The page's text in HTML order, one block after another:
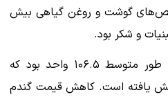
گوشت و روغن گیاهی بیش
و شکر بود.
شاخص قیمت غلات فائو به طور متوسط ​​۱۰۶.۵ واحد بود که
۰.۸ درصد کاهش یافته است. کاهش قیمت گندم